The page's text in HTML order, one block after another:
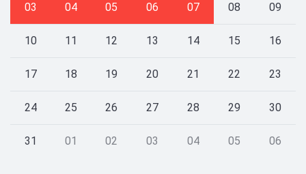
03 04 05 06 07 08 09
10 11 12 13 14 15 16
17 18 19 20 21 22 23
24 25 26 27 28 29 30
31 01 02 03 04 05 06